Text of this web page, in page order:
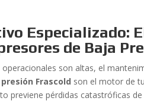
Especializado:
de Baja
son altas, el
Frascold son el motor de
previene pérdidas catastróficas